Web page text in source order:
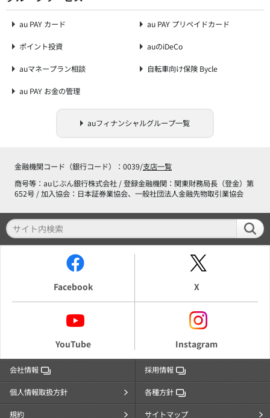
au PAY カード au PAY プリペイドカード
ポイント投資 auのiDeCo
auマネープラン相談 自転車向け保険 Bycle
au PAY お金の管理
auフィナンシャルグループ一覧
金融機関コード（銀行コード）：0039/支店一覧
商号等：auじぶん銀行株式会社 / 登録金融機関：関東財務局長（登金）第
652号 / 加入協会：日本証券業協会、一般社団法人金融先物取引業協会
Facebook X
YouTube Instagram
会社情報 採用情報
個人情報取扱方針 各種方針
規約 サイトマップ